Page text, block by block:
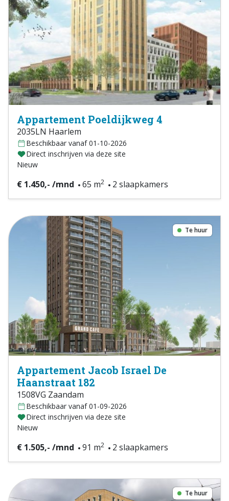
Appartement Poeldijkweg 4
2035LN Haarlem
Beschikbaar vanaf 01-10-2026
Direct inschrijven via deze site
Nieuw
€ 1.450,- /mnd 65 m2 2 slaapkamers
Te huur
Appartement Jacob Israel De
Haanstraat 182
1508VG Zaandam
Beschikbaar vanaf 01-09-2026
Direct inschrijven via deze site
Nieuw
€ 1.505,- /mnd 91 m2 2 slaapkamers
Te huur